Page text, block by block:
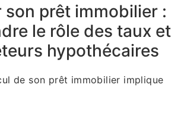
son prêt immobilier :
le rôle des taux et
hypothécaires
de son prêt immobilier implique